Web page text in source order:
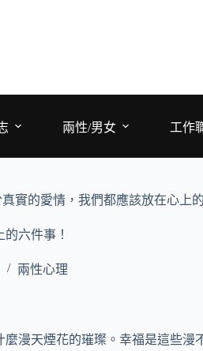
兩性/男女 工作
真實的愛情，我們都應該放在心上
六件事！
兩性心理
漫天煙花的璀璨。幸福是這些漫